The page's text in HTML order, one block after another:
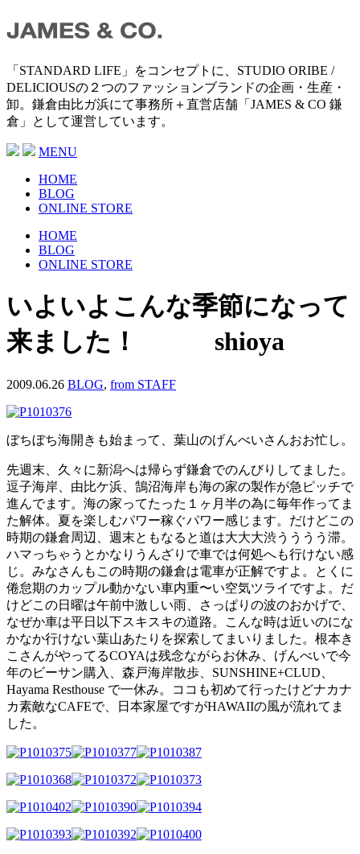
「STANDARD LIFE」をコンセプトに、STUDIO ORIBE /
DELICIOUSの２つのファッションブランドの企画・生産・
卸。鎌倉由比ガ浜にて事務所＋直営店舗「JAMES & CO 鎌
倉」として運営しています。
MENU
HOME
BLOG
ONLINE STORE
HOME
BLOG
ONLINE STORE
いよいよこんな季節になって
来ました！ shioya
2009.06.26 BLOG, from STAFF
ぼちぼち海開きも始まって、葉山のげんべいさんおお忙し。
先週末、久々に新潟へは帰らず鎌倉でのんびりしてました。
逗子海岸、由比ケ浜、鵠沼海岸も海の家の製作が急ピッチで
進んでます。海の家ってたった１ヶ月半の為に毎年作ってま
た解体。夏を楽しむパワー稼ぐパワー感じます。だけどこの
時期の鎌倉周辺、週末ともなると道は大大大渋うううう滞。
ハマっちゃうとかなりうんざりで車では何処へも行けない感
じ。みなさんもこの時期の鎌倉は電車が正解ですよ。とくに
倦怠期のカップル動かない車内重〜い空気ツライですよ。だ
けどこの日曜は午前中激しい雨、さっぱりの波のおかげで、
なぜか車は平日以下スキスキの道路。こんな時は近いのにな
かなか行けない葉山あたりを探索してまいりました。根本き
こさんがやってるCOYAは残念ながらお休み、げんべいで今
年のビーサン購入、森戸海岸散歩、SUNSHINE+CLUD、
Hayama Resthouse で一休み。ココも初めて行ったけどナカナ
カ素敵なCAFEで、日本家屋ですがHAWAIIの風が流れてま
した。